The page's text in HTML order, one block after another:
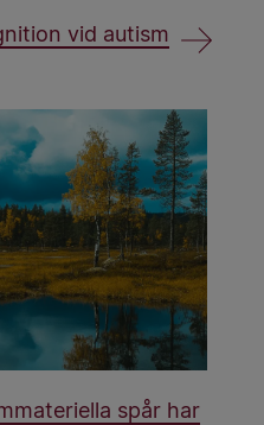
vid autism
spår har